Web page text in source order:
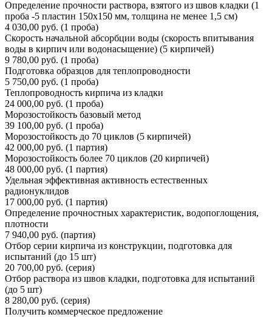
Определение прочности раствора, взятого из швов кладки (1
проба -5 пластин 150х150 мм, толщина не менее 1,5 см)
4 030,00 руб. (1 проба)
Скорость начальной абсорбции воды (скорость впитывания
воды в кирпич или водонасыщение) (5 кирпичей)
9 780,00 руб. (1 проба)
Подготовка образцов для теплопроводности
5 750,00 руб. (1 проба)
Теплопроводность кирпича из кладки
24 000,00 руб. (1 проба)
Морозостойкость базовый метод
39 100,00 руб. (1 проба)
Морозостойкость до 70 циклов (5 кирпичей)
42 000,00 руб. (1 партия)
Морозостойкость более 70 циклов (20 кирпичей)
48 000,00 руб. (1 партия)
Удельная эффективная активность естественных
радионуклидов
17 000,00 руб. (1 партия)
Определение прочностных характеристик, водопоглощения,
плотности
7 940,00 руб. (партия)
Отбор серии кирпича из конструкции, подготовка для
испытаний (до 15 шт)
20 700,00 руб. (серия)
Отбор раствора из швов кладки, подготовка для испытаний
(до 5 шт)
8 280,00 руб. (серия)
Получить коммерческое предложение